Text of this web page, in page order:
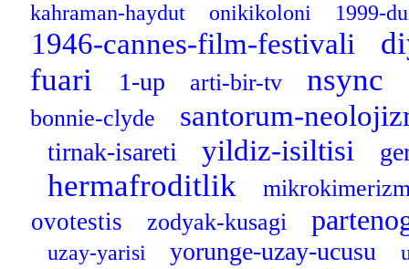
kahraman-haydut onikikoloni 1999-
1946-cannes-film-festivali
fuari
1-up arti-bir-tv nsync
bonnie-clyde santorum-
tirnak-isareti yildiz-isiltisi
hermafroditlik
ovotestis zodyak-kusagi
uzay-yarisi yorunge-uzay-ucusu